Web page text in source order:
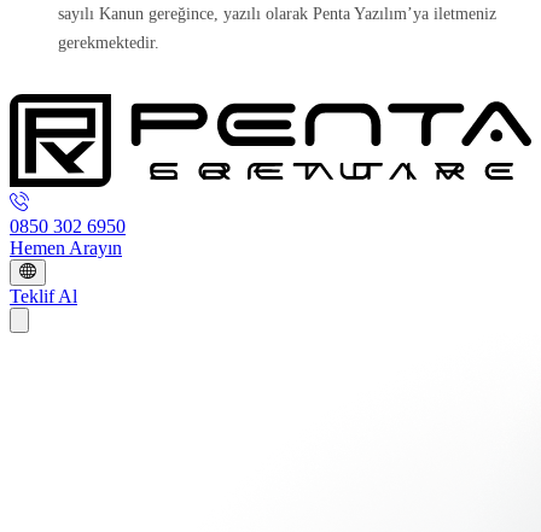
sayılı Kanun gereğince, yazılı olarak Penta Yazılım’ya iletmeniz
gerekmektedir.
0850 302 6950
Hemen Arayın
Teklif Al